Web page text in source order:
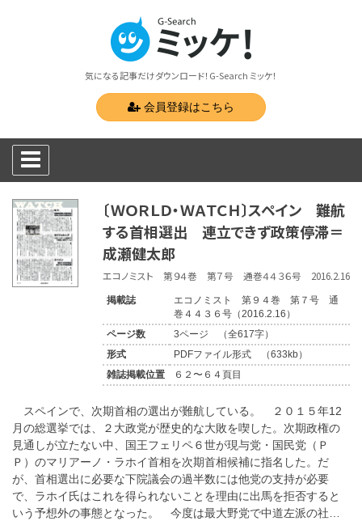
気になる記事だけダウンロード！G-Search ミッケ！
会員登録はこちら
〔ＷＯＲＬＤ・ＷＡＴＣＨ〕スペイン 難航
する首相選出 連立できず政策停滞＝
成瀬健太郎
エコノミスト 第９４巻 第７号 通巻４４３６号 2016.2.16
掲載誌
エコノミスト 第９４巻 第７号 通
巻４４３６号（2016.2.16）
ページ数
3ページ （全617字）
形式
PDFファイル形式 （633kb）
雑誌掲載位置
６２〜６４頁目
スペインで、次期首相の選出が難航している。 ２０１５年12
月の総選挙では、２大政党が歴史的な大敗を喫した。次期政権の
見通しが立たない中、国王フェリペ６世が現与党・国民党（Ｐ
Ｐ）のマリアーノ・ラホイ首相を次期首相候補に指名した。だ
が、首相選出に必要な下院議会の過半数には他党の支持が必要
で、ラホイ氏はこれを得られないことを理由に出馬を拒否すると
いう予想外の事態となった。 今度は最大野党で中道左派の社…